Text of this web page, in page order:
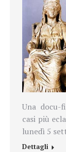
Una docu-
casi più
lunedì 5
Dettagli